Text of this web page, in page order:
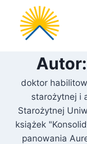
Przejdź
treści
doktor
starożytnej i
Starożytnej
książek
panowania